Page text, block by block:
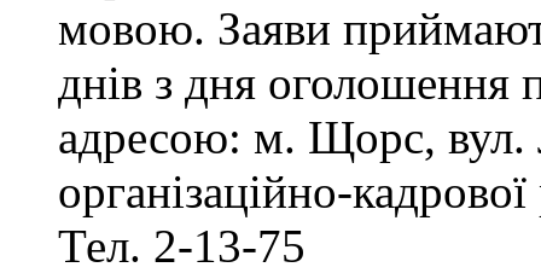
мовою. Заяви
днів з дня оголошення
адресою: м. Щорс, вул.
організаційно-
Тел. 2-13-75